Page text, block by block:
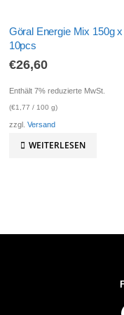
Göral Energie Mix 150g x
10pcs
€26,60
Enthält 7% reduzierte MwSt.
(€1,77 / 100 g)
zzgl. Versand
WEITERLESEN